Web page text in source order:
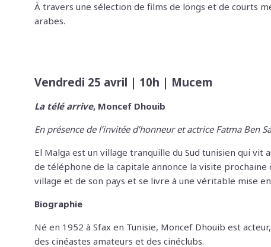
À travers une sélection de films de longs et de courts
arabes.
Vendredi 25 avril | 10h | Mucem
La télé arrive, Moncef Dhouib
En présence de l’invitée d’honneur et actrice Fatma Ben
El Malga est un village tranquille du Sud tunisien qui
de téléphone de la capitale annonce la visite
village et de son pays et se livre à une véritable mise
Biographie
Né en 1952 à Sfax en Tunisie, Moncef Dhouib est
des cinéastes amateurs et des cinéclubs.